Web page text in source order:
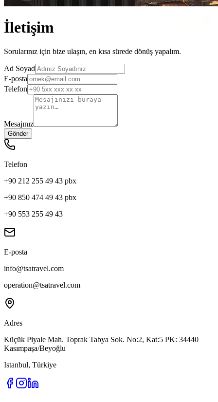
İletişim
Sorularınız için bize ulaşın, en kısa sürede dönüş yapalım.
Ad Soyad
E-posta
Telefon
Mesajınız
Gönder
Telefon
+90 212 255 49 43 pbx
+90 850 474 49 43 pbx
+90 553 255 49 43
E-posta
info@tsatravel.com
operation@tsatravel.com
Adres
Küçük Piyale Mah. Toprak Tabya Sok. No:2, Kat:5 PK: 34440
Kasımpaşa/Beyoğlu
Istanbul, Türkiye